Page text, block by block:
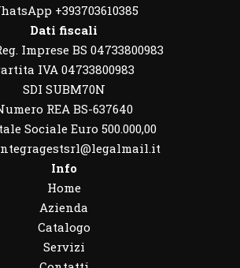
+393703610385
Dati fiscali
Imprese BS 04733800983
IVA 04733800983
SDI SUBM70N
REA BS-637640
Sociale Euro 500.000,00
Info
Home
Azienda
Catalogo
Servizi